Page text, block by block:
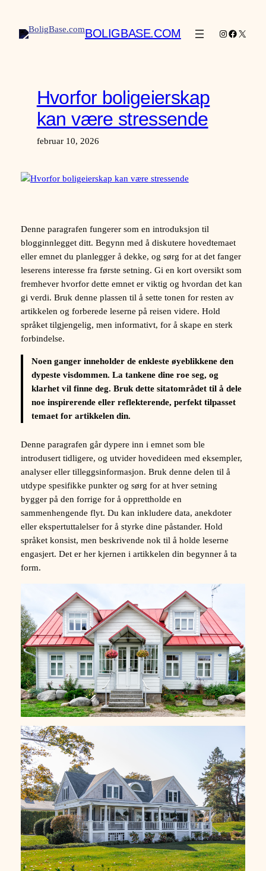
innhold
BOLIGBASE.COM Instagram
Facebook
X
Hvorfor boligeierskap
kan være stressende
februar 10, 2026
Denne paragrafen fungerer som en introduksjon til
blogginnlegget ditt. Begynn med å diskutere hovedtemaet
eller emnet du planlegger å dekke, og sørg for at det fanger
leserens interesse fra første setning. Gi en kort oversikt som
fremhever hvorfor dette emnet er viktig og hvordan det kan
gi verdi. Bruk denne plassen til å sette tonen for resten av
artikkelen og forberede leserne på reisen videre. Hold
språket tilgjengelig, men informativt, for å skape en sterk
forbindelse.
Noen ganger inneholder de enkleste øyeblikkene den
dypeste visdommen. La tankene dine roe seg, og
klarhet vil finne deg. Bruk dette sitatområdet til å dele
noe inspirerende eller reflekterende, perfekt tilpasset
temaet for artikkelen din.
Denne paragrafen går dypere inn i emnet som ble
introdusert tidligere, og utvider hovedideen med eksempler,
analyser eller tilleggsinformasjon. Bruk denne delen til å
utdype spesifikke punkter og sørg for at hver setning
bygger på den forrige for å opprettholde en
sammenhengende flyt. Du kan inkludere data, anekdoter
eller ekspertuttalelser for å styrke dine påstander. Hold
språket konsist, men beskrivende nok til å holde leserne
engasjert. Det er her kjernen i artikkelen din begynner å ta
form.